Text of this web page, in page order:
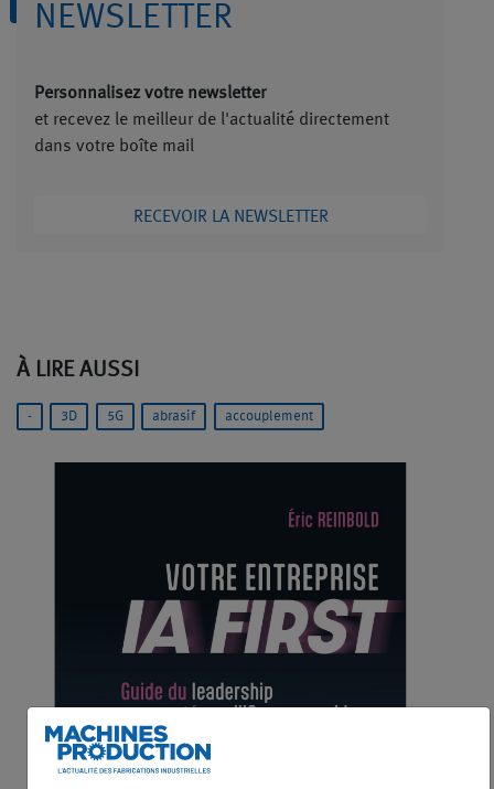
NEWSLETTER
Personnalisez votre newsletter
et recevez le meilleur de l'actualité directement
dans votre boîte mail
RECEVOIR LA NEWSLETTER
À LIRE AUSSI
- 3D 5G abrasif accouplement